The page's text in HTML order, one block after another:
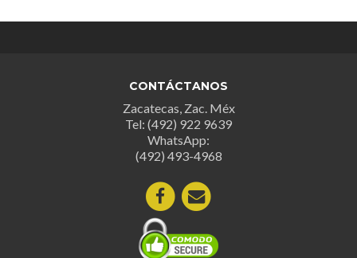
CONTÁCTANOS
Zacatecas, Zac. Méx
Tel: (492) 922 9639
WhatsApp:
(492) 493-4968